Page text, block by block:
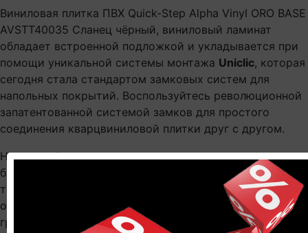
Виниловая плитка ПВХ Quick-Step Alpha Vinyl ORO BASE
AVSTT40035 Сланец чёрный, виниловый ламинат
обладает встроенной подложкой и укладывается при
помощи уникальной системы монтажа Uniclic, которая
сегодня стала стандартом замковых систем для
напольных покрытий. Воспользуйтесь революционной
запатентованной системой замков для простого
соединения кварцвиниловой плитки друг с другом.
Наслаждайтесь своим виниловым полом долгие годы
благодаря герметичному верхнему слою с
технологией
, который
обеспечивает превосходную защиту от царапин, пятен,
грязи и потертостей.